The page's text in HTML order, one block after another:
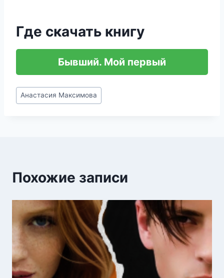
Где скачать книгу
Бывший. Мой первый
Метки
записи:
Анастасия Максимова
Похожие записи